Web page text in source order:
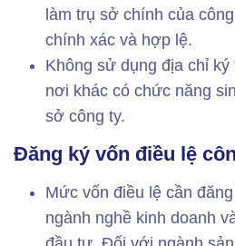
làm trụ sở chính của
chính xác và hợp lệ.
Không sử dụng địa chỉ
nơi khác có chức năng
sở công ty.
Đăng ký vốn điều lệ
Mức vốn điều lệ cần
ngành nghề kinh doanh